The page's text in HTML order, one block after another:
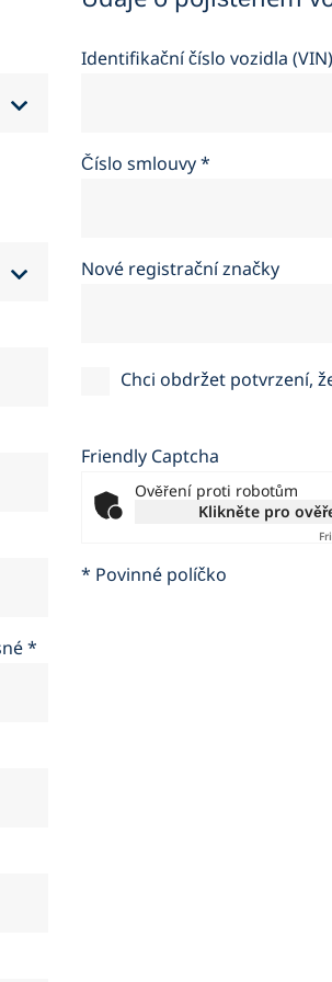
a
*
Identifikační číslo vozidla (VIN)
Číslo smlouvy*
Nové registrační značky
Chci obdržet potvrzení,
Friendly Captcha
Ověření proti robotům
Klikněte pro
* Povinné políčko